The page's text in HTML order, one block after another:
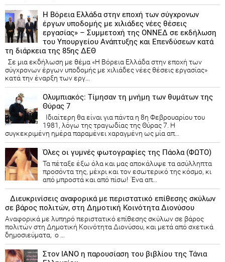
Η Βόρεια Ελλάδα στην εποχή των σύγχρονων
έργων υποδομής με χιλιάδες νέες θέσεις
εργασίας» – Συμμετοχή της ΟΝΝΕΔ σε εκδήλωση
του Υπουργείου Ανάπτυξης και Επενδύσεων κατά
τη διάρκεια της 85ης ΔΕΘ
Σε μια εκδήλωση με θέμα «Η Βόρεια Ελλάδα στην εποχή των
σύγχρονων έργων υποδομής με χιλιάδες νέες θέσεις εργασίας»
κατά την έναρξη των εργ...
Ολυμπιακός: Τίμησαν τη μνήμη των θυμάτων της
Θύρας 7
Ιδιαίτερη θα είναι για πάντα η 8η Φεβρουαρίου του
1981, λόγω της τραγωδίας της Θύρας 7. Η
συγκεκριμένη ημέρα παραμένει χαραγμένη ως μία απ...
Όλες οι γυμνές φωτογραφίες της Πάολα (ΦΩΤΟ)
Τα πέταξε έξω όλα και μας αποκάλυψε τα ασύλληπτα
προσόντα της, μέχρι και τον εσωτερικό της κόσμο, κι
από μπροστά και από πίσω! Ένα απ...
Διευκρινίσεις αναφορικά με περιστατικό επίθεσης σκύλων
σε βάρος πολιτών, στη Δημοτική Κοινότητα Διονύσου
Αναφορικά με λυπηρό περιστατικό επίθεσης σκύλων σε βάρος
πολιτών στη Δημοτική Κοινότητα Διονύσου, και μετά από σχετικά
δημοσιεύματα, ο ...
Στον ΙΑΝΟ η παρουσίαση του βιβλίου της Τάνια